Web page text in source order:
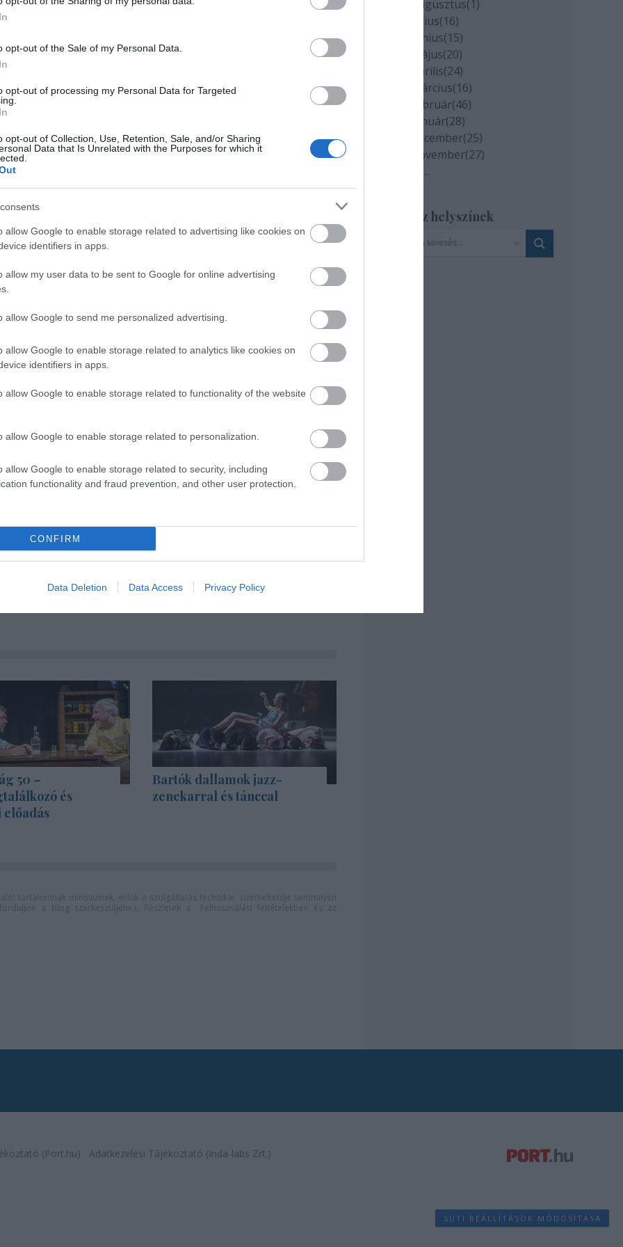
opt-out of the Sale of my Personal Data.
opt-out of processing my Personal Data for Targeted
opt-out of Collection, Use, Retention, Sale, and/or Sharing
Data that Is Unrelated with the Purposes for which it
allow Google to enable storage related to advertising like cookies on
identifiers in apps.
allow my user data to be sent to Google for online advertising
allow Google to send me personalized advertising.
allow Google to enable storage related to analytics like cookies on
identifiers in apps.
allow Google to enable storage related to functionality of the website
allow Google to enable storage related to personalization.
allow Google to enable storage related to security, including
functionality and fraud prevention, and other user protection.
CONFIRM
Data Deletion Data Access Privacy Policy
volt, hogy egy ilyen mixnél nagyobb a pozitív
valóban.
ki Tasnádi, jó húzás az elején a görög panteont
megtekintése, a mi esténken éppen pl Kovács
Ezután persze alap a spinningbringák, súlyok,
nagyon jó, hogy soha nem lesz ez túl sok vagy
agymenése).
a régről ismert arcok hozzák a szokásos
a komásokkal. A fiatal fiúk-lányok abszolút
csapat benyomását keltve; itt nincs a zavar az
lehetett érezni a két eltérő korosztály között. Itt kell
Vince megint nagyon ott van, a pesterzsébeti kültelki
ugyanakkor a karikatúra mögött érezhető
ismét nagyon jók, nálam Jaskó Bálint szorul kicsit
Tasnádi szövegében rengeteg a zseniális fordulat és
működik az előadás, ugyanakkor valamiért nincs
nem fogok feliratkozni a minden bizonnyal
50 –
és
Bartók dallamok jazz-
zenekarral és tánccal
2020 augusztus(1)
2020 július(16)
2020 június(15)
2020 május(20)
2020 április(24)
2020 március(16)
2020 február(46)
2020 január(28)
2019 december(25)
2019 november(27)
...
Szinház helyszínek
(Port.hu) Adatkezelési Tájékoztató (Inda-labs Zrt.)
SÜTI BEÁLLÍTÁSOK MÓDOSÍTÁSA